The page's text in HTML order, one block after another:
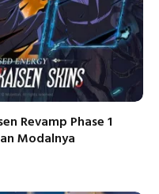
Revamp Phase 1
Modalnya